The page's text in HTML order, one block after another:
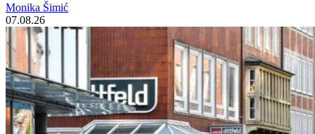
Monika Šimić
07.08.26